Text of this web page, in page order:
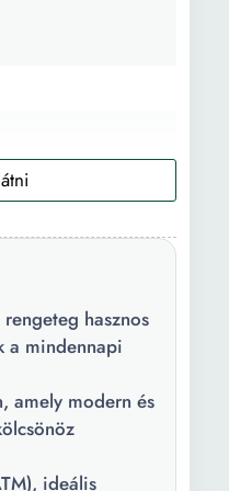
Hőmérő Időzítő
Barométer
hasznos
a mindennapi
amely modern és
ideális